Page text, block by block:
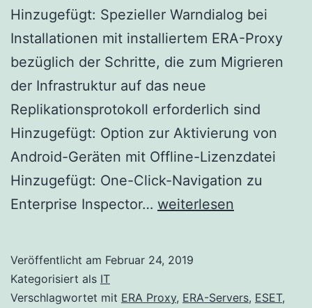
Hinzugefügt: Spezieller Warndialog bei
Installationen mit installiertem ERA-Proxy
bezüglich der Schritte, die zum Migrieren
der Infrastruktur auf das neue
Replikationsprotokoll erforderlich sind
Hinzugefügt: Option zur Aktivierung von
Android-Geräten mit Offline-Lizenzdatei
Hinzugefügt: One-Click-Navigation zu
Enterprise Inspector… ESET
7
weiterlesen
Veröffentlicht am Februar 24, 2019
Kategorisiert als IT
Verschlagwortet mit ERA Proxy, ERA-Servers, ESET,